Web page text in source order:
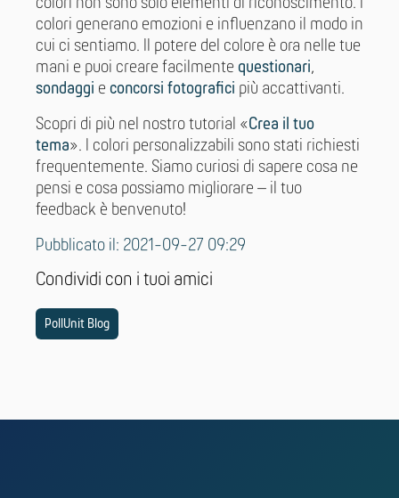
colori non sono solo elementi di riconoscimento. I
colori generano emozioni e influenzano il modo in
cui ci sentiamo. Il potere del colore è ora nelle tue
mani e puoi creare facilmente questionari,
sondaggi e concorsi fotografici più accattivanti.
Scopri di più nel nostro tutorial «Crea il tuo
tema». I colori personalizzabili sono stati richiesti
frequentemente. Siamo curiosi di sapere cosa ne
pensi e cosa possiamo migliorare – il tuo
feedback è benvenuto!
Pubblicato il: 2021-09-27 09:29
Condividi con i tuoi amici
PollUnit Blog